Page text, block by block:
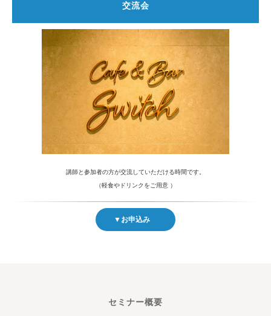
交流会
講師と参加者の方が交流していただける時間です。
（軽食やドリンクをご用意 ）
▼お申込み
セミナー概要